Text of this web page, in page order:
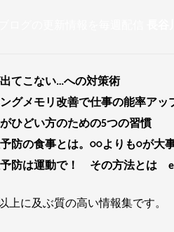
てこない…への対策術
グメモリ改善で仕事の能率アッ
ひどい方のための5つの習慣
防の食事とは。○○よりも○が大
予防は運動で！ その方法とは
上に及ぶ質の高い情報集です。